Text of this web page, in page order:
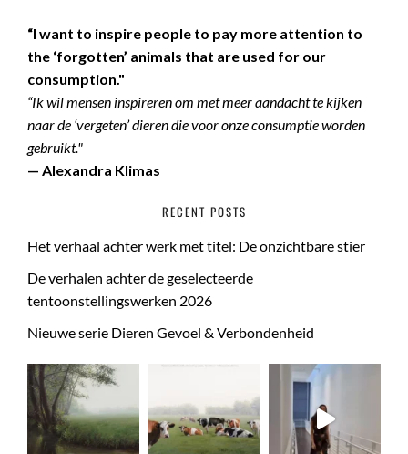
“I want to inspire people to pay more attention to
the ‘forgotten’ animals that are used for our
consumption."
“Ik wil mensen inspireren om met meer aandacht te kijken
naar de ‘vergeten’ dieren die voor onze consumptie worden
gebruikt."
— Alexandra Klimas
RECENT POSTS
Het verhaal achter werk met titel: De onzichtbare stier
De verhalen achter de geselecteerde
tentoonstellingswerken 2026
Nieuwe serie Dieren Gevoel & Verbondenheid